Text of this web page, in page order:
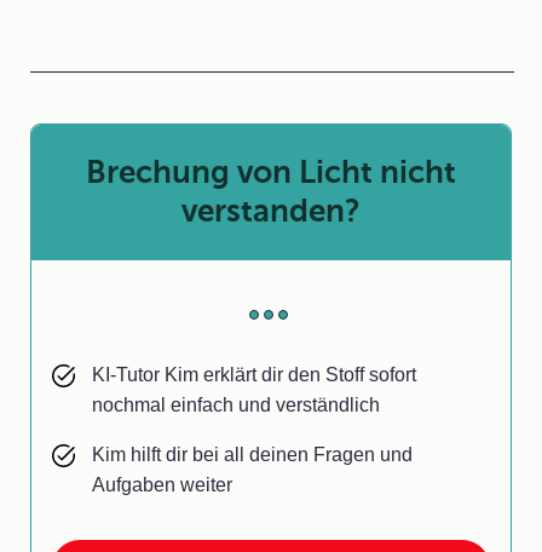
Brechung von Licht nicht
verstanden?
KI-Tutor Kim erklärt dir den Stoff sofort
nochmal einfach und verständlich
Kim hilft dir bei all deinen Fragen und
Aufgaben weiter